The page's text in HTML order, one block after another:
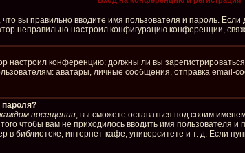
вы правильно вводите имя пользователя и пароль.
неправильно настроил конфигурацию конференции,
настроил конференцию: должны ли вы
аватары, личные сообщения, отправка email-
пароля?
посещении, вы сможете оставаться под своим
чтобы вам не приходилось вводить имя
библиотеке, интернет-кафе, университете и т. д. Если